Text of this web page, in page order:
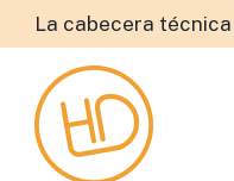
La cabecera